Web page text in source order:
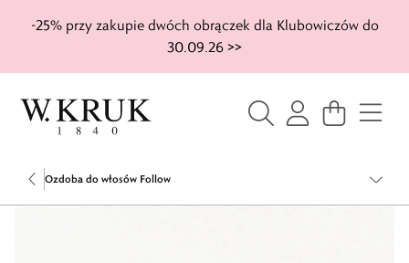
-25% przy zakupie dwóch obrączek dla Klubowiczów do
30.09.26 >>
Ozdoba do włosów Follow